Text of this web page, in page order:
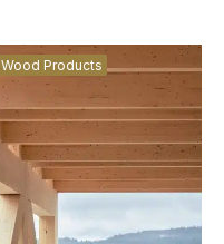
Wood Products